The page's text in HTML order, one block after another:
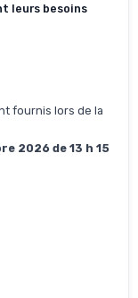
leurs besoins
fournis lors de la
2026 de 13 h 15